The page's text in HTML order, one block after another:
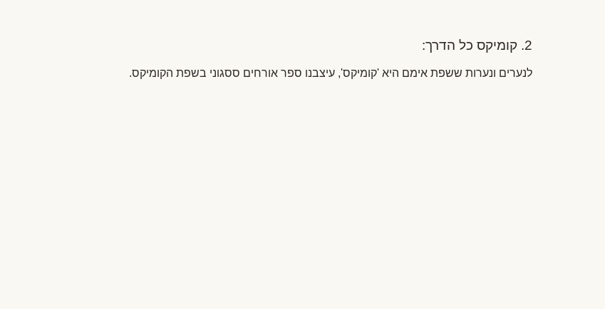
2. קומיקס כל הדרך:
לנערים ונערות ששפת אימם היא 'קומיקס', עיצבנו ספר אורחים ססגוני בשפת הקומיקס.